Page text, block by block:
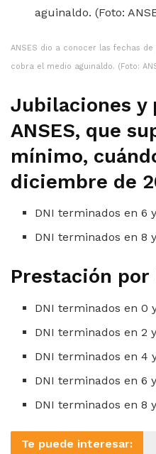
ANSES dio a conocer las fechas
cobra el medio aguinaldo. (Foto:
Jubilaciones y
ANSES, que
mínimo,
diciembre de
DNI terminados en 6
DNI terminados en 8
Prestación por
DNI terminados en 0
DNI terminados en 2
DNI terminados en 4
DNI terminados en 6
DNI terminados en 8
Te puede interesar: